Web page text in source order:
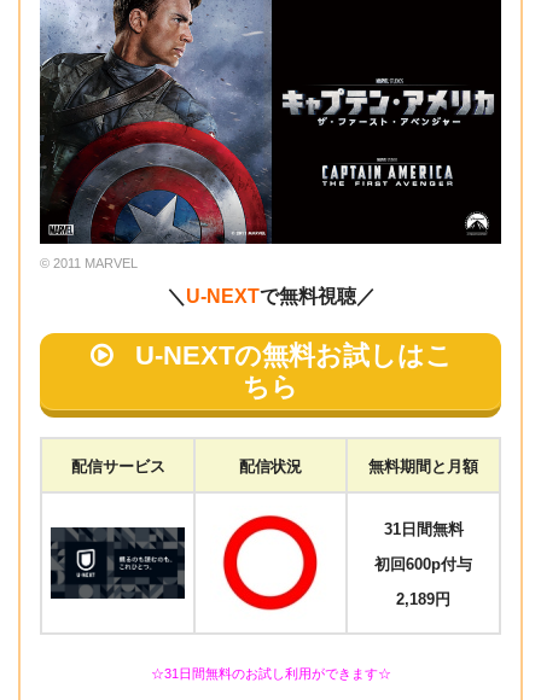
© 2011 MARVEL
＼ U-NEXTで無料視聴／
U-NEXTの無料お試しはこ
ちら
配信サービス 配信状況 無料期間と月額
31日間無料
初回600p付与
2,189円
☆31日間無料のお試し利用ができます☆